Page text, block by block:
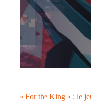
« For the King » : le